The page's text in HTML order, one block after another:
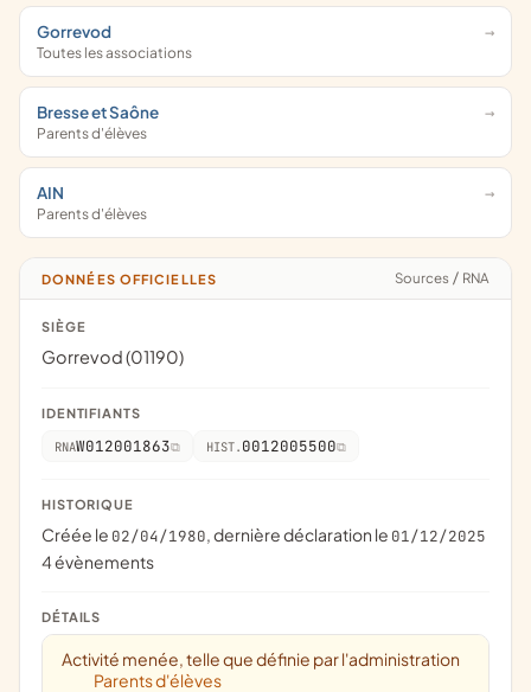
Gorrevod
Toutes les associations
Bresse et Saône
Parents d'élèves
AIN
Parents d'élèves
DONNÉES OFFICIELLES Sources / RNA
SIÈGE
Gorrevod (01190)
IDENTIFIANTS
RNAW012001863 HIST. 0012005500
HISTORIQUE
Créée le 02/04/1980, dernière déclaration le 01/12/2025
4 évènements
DÉTAILS
Activité menée, telle que définie par l'administration
Parents d'élèves